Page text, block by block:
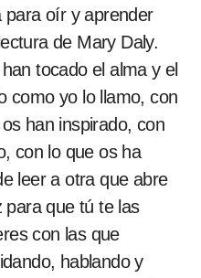
para oír y aprender
de Mary Daly.
tocado el alma y el
como yo lo llamo, con
han inspirado, con
con lo que os ha
leer a otra que abre
para que tú te las
con las que
hablando y